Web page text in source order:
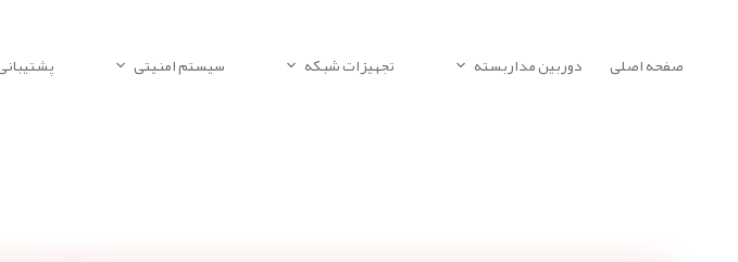
صفحه اصلی دوربین مداربسته تجهیزات شبکه سیستم امنیتی